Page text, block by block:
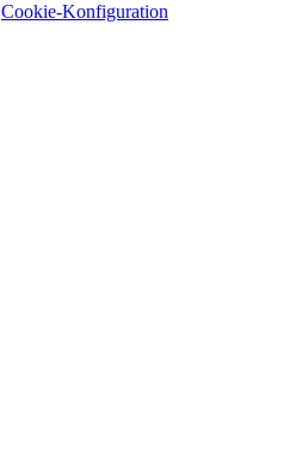
Cookie-Konfiguration